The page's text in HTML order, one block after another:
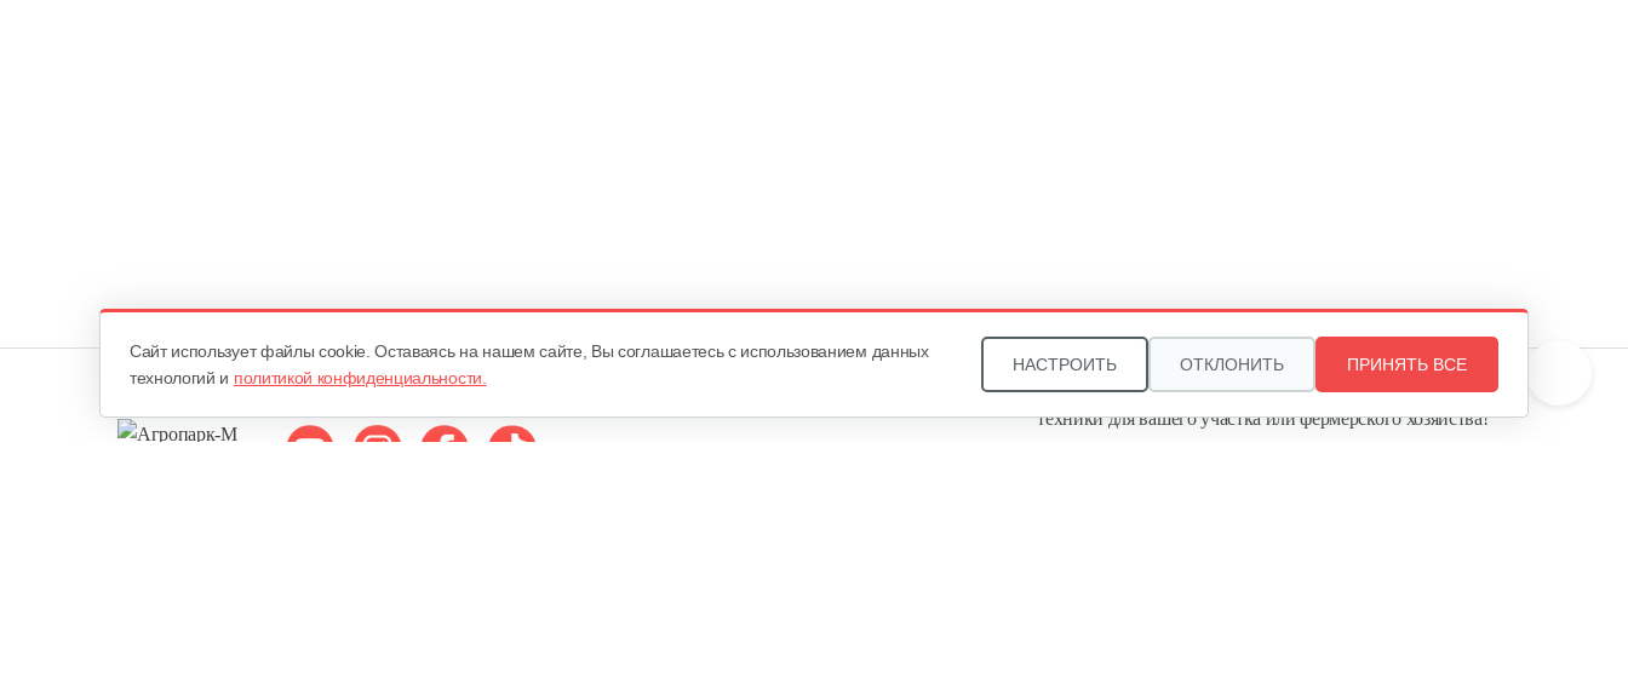
Звоните, и мы поможем подобрать идеальный вариант
техники для вашего участка или фермерского хозяйства!
Cайт использует файлы cookie. Оставаясь на нашем сайте, Вы соглашаетесь с использованием данных
технологий и политикой конфиденциальности.
НАСТРОИТЬ ОТКЛОНИТЬ ПРИНЯТЬ ВСЕ